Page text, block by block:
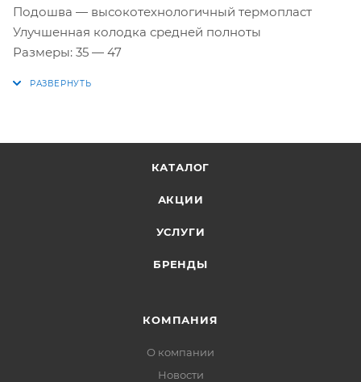
Подошва — высокотехнологичный термопласт
Улучшенная колодка средней полноты
Размеры: 35 — 47
КАТАЛОГ
АКЦИИ
УСЛУГИ
БРЕНДЫ
КОМПАНИЯ
О компании
Новости